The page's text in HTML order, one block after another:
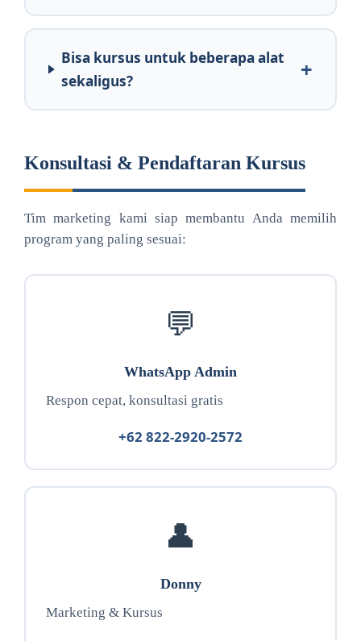
Bisa kursus untuk beberapa alat
sekaligus?
Konsultasi & Pendaftaran Kursus
Tim marketing kami siap membantu Anda memilih
program yang paling sesuai:
💬
WhatsApp Admin
Respon cepat, konsultasi gratis
+62 822-2920-2572
👤
Donny
Marketing & Kursus